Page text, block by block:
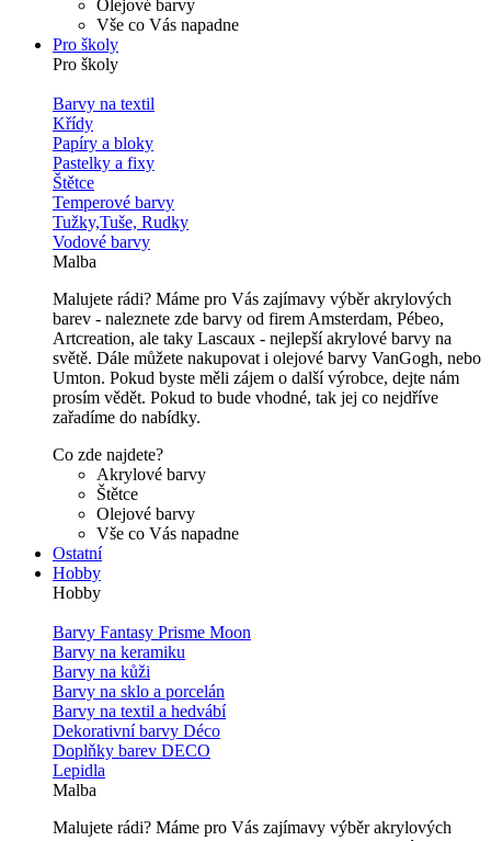
Olejové barvy
Vše co Vás napadne
Pro školy
Pro školy
Barvy na textil
Křídy
Papíry a bloky
Pastelky a fixy
Štětce
Temperové barvy
Tužky,Tuše, Rudky
Vodové barvy
Malba
Malujete rádi? Máme pro Vás zajímavy výběr akrylových
barev - naleznete zde barvy od firem Amsterdam, Pébeo,
Artcreation, ale taky Lascaux - nejlepší akrylové barvy na
světě. Dále můžete nakupovat i olejové barvy VanGogh, nebo
Umton. Pokud byste měli zájem o další výrobce, dejte nám
prosím vědět. Pokud to bude vhodné, tak jej co nejdříve
zařadíme do nabídky.
Co zde najdete?
Akrylové barvy
Štětce
Olejové barvy
Vše co Vás napadne
Ostatní
Hobby
Hobby
Barvy Fantasy Prisme Moon
Barvy na keramiku
Barvy na kůži
Barvy na sklo a porcelán
Barvy na textil a hedvábí
Dekorativní barvy Déco
Doplňky barev DECO
Lepidla
Malba
Malujete rádi? Máme pro Vás zajímavy výběr akrylových